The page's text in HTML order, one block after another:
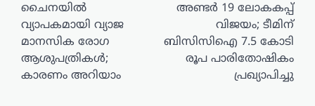
ചൈനയിൽ
വ്യാപകമായി വ്യാജ
മാനസിക രോഗ
ആശുപത്രികൾ;
കാരണം അറിയാം
അണ്ടർ 19 ലോകകപ്പ്
വിജയം; ടീമിന്
ബിസിസിഐ 7.5 കോടി
രൂപ പാരിതോഷികം
പ്രഖ്യാപിച്ചു